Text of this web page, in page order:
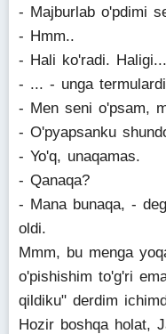
- Majburlab o'pdimi
- Hmm..
- Hali ko'radi. Haligi...
- ... - unga
- Men seni o'psam,
- O'pyapsanku
- Yo'q, unaqamas.
- Qanaqa?
- Mana bunaqa, -
oldi.
Mmm, bu menga
o'pishishim to'g'ri
qildiku" derdim
Hozir boshqa holat,